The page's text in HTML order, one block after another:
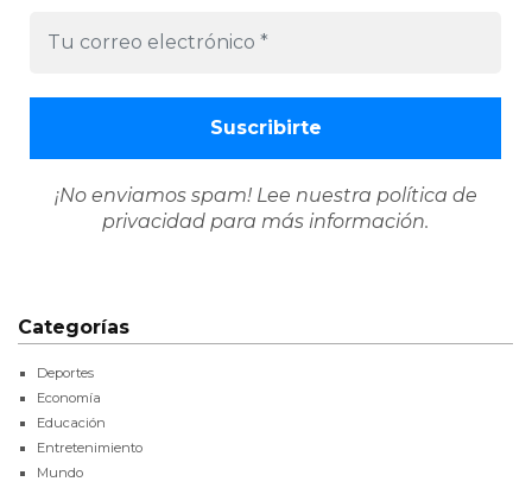
¡No enviamos spam! Lee nuestra política de
privacidad para más información.
Categorías
Deportes
Economía
Educación
Entretenimiento
Mundo